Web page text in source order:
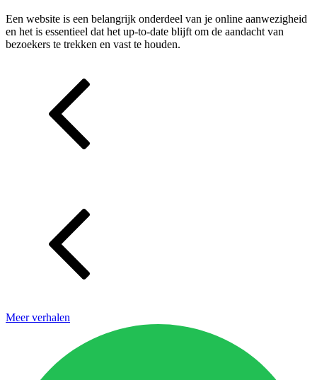
Een website is een belangrijk onderdeel van je online aanwezigheid
en het is essentieel dat het up-to-date blijft om de aandacht van
bezoekers te trekken en vast te houden.
Meer verhalen